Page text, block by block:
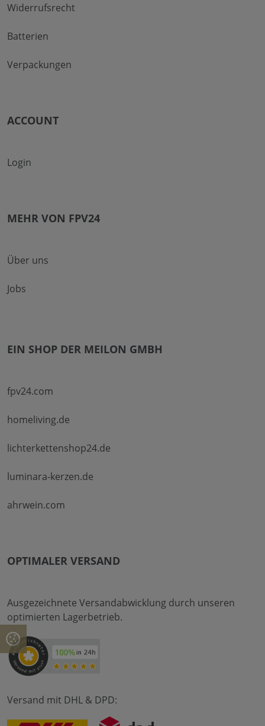
Widerrufsrecht
Batterien
Verpackungen
ACCOUNT
Login
MEHR VON FPV24
Über uns
Jobs
EIN SHOP DER MEILON GMBH
fpv24.com
homeliving.de
lichterkettenshop24.de
luminara-kerzen.de
ahrwein.com
OPTIMALER VERSAND
Ausgezeichnete Versandabwicklung durch unseren
optimierten Lagerbetrieb.
Versand mit DHL & DPD: